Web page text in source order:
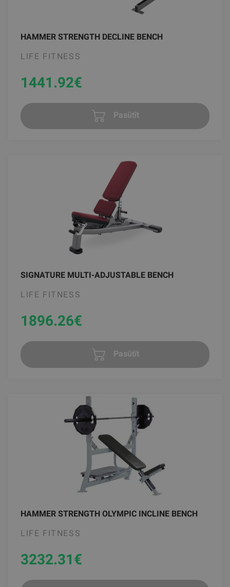
HAMMER STRENGTH DECLINE BENCH
LIFE FITNESS
1441.92€
Pasūtīt
SIGNATURE MULTI-ADJUSTABLE BENCH
LIFE FITNESS
1896.26€
Pasūtīt
HAMMER STRENGTH OLYMPIC INCLINE BENCH
LIFE FITNESS
3232.31€